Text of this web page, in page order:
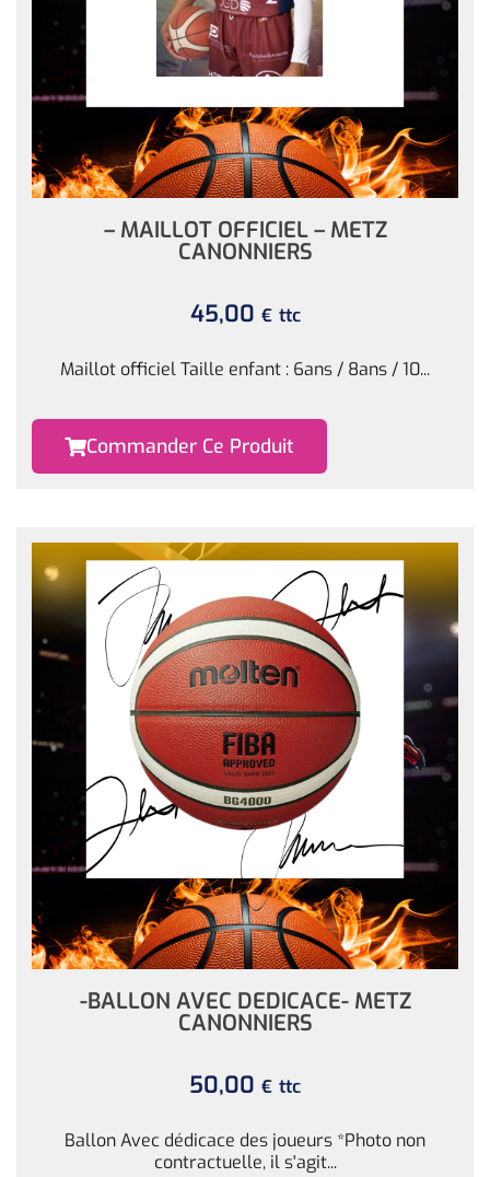
– MAILLOT OFFICIEL – METZ
CANONNIERS
45,00 € ttc
Maillot officiel Taille enfant : 6ans / 8ans / 10...
Commander Ce Produit
-BALLON AVEC DEDICACE- METZ
CANONNIERS
50,00 € ttc
Ballon Avec dédicace des joueurs *Photo non
contractuelle, il s'agit...